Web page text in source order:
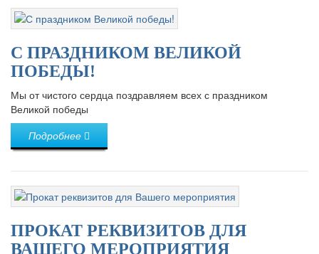
С ПРАЗДНИКОМ ВЕЛИКОЙ
ПОБЕДЫ!
Мы от чистого сердца поздравляем всех с праздником
Великой победы
Подробнее
ПРОКАТ РЕКВИЗИТОВ ДЛЯ
ВАШЕГО МЕРОПРИЯТИЯ